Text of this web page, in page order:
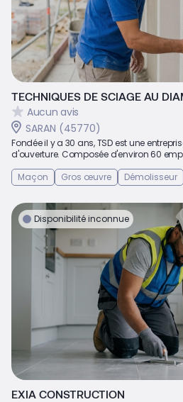
TECHNIQUES DE SCIAGE AU
Aucun avis
SARAN (45770)
Fondée il y a 30 ans, TSD est une
d'ouverture. Composée d'environ 60
Maçon
Gros œuvre Démolisseur
Disponibilité inconnue
EXIA CONSTRUCTION